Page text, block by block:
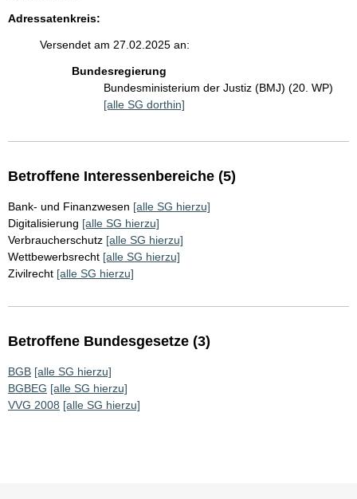
Adressatenkreis:
Versendet am 27.02.2025 an:
Bundesregierung
Bundesministerium der Justiz (BMJ) (20. WP)
[alle SG dorthin]
Betroffene Interessenbereiche (5)
Bank- und Finanzwesen [alle SG hierzu]
Digitalisierung [alle SG hierzu]
Verbraucherschutz [alle SG hierzu]
Wettbewerbsrecht [alle SG hierzu]
Zivilrecht [alle SG hierzu]
Betroffene Bundesgesetze (3)
BGB [alle SG hierzu]
BGBEG [alle SG hierzu]
VVG 2008 [alle SG hierzu]